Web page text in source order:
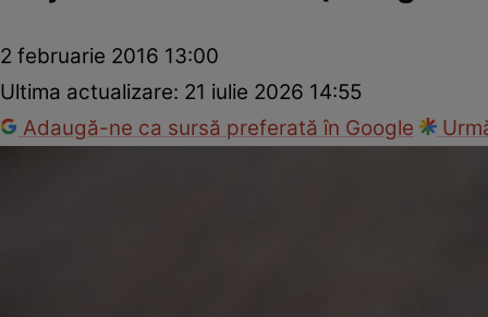
2 februarie 2016 13:00
Ultima actualizare: 21 iulie 2026 14:55
Adaugă-ne ca sursă preferată în Google